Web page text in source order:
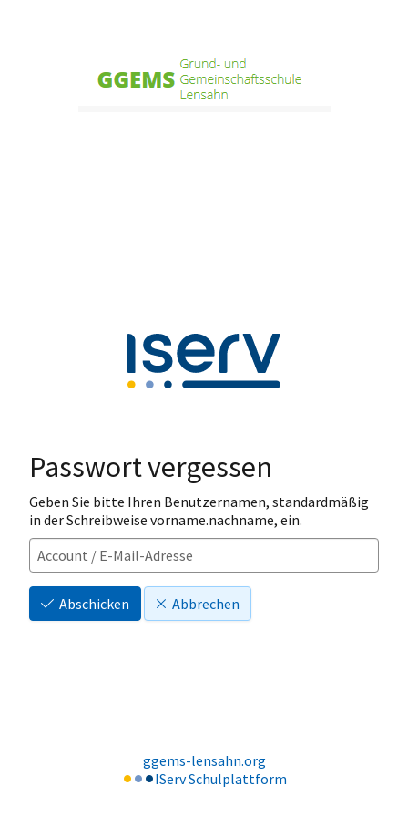
Passwort vergessen
Geben Sie bitte Ihren Benutzernamen, standardmäßig
in der Schreibweise vorname.nachname, ein.
Abschicken Abbrechen
ggems-lensahn.org
IServ Schulplattform